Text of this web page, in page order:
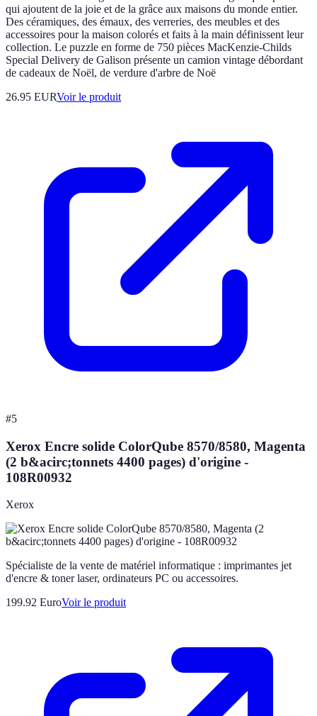
qui ajoutent de la joie et de la grâce aux maisons du monde entier.
Des céramiques, des émaux, des verreries, des meubles et des
accessoires pour la maison colorés et faits à la main définissent leur
collection. Le puzzle en forme de 750 pièces MacKenzie-Childs
Special Delivery de Galison présente un camion vintage débordant
de cadeaux de Noël, de verdure d'arbre de Noë
26.95 EURVoir le produit
#5
Xerox Encre solide ColorQube 8570/8580, Magenta
(2 b&acirc;tonnets 4400 pages) d'origine -
108R00932
Xerox
Spécialiste de la vente de matériel informatique : imprimantes jet
d'encre & toner laser, ordinateurs PC ou accessoires.
199.92 EuroVoir le produit